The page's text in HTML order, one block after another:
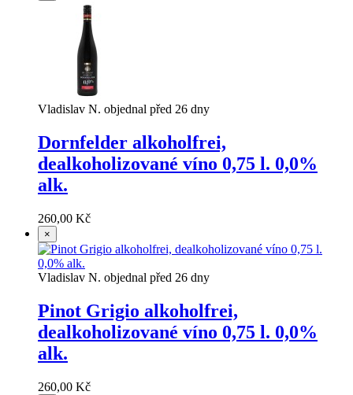
Vladislav N. objednal před 26 dny
Dornfelder alkoholfrei,
dealkoholizované víno 0,75 l. 0,0%
alk.
260,00 Kč
×
Vladislav N. objednal před 26 dny
Pinot Grigio alkoholfrei,
dealkoholizované víno 0,75 l. 0,0%
alk.
260,00 Kč